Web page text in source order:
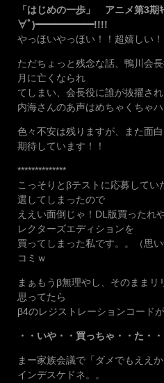
「はじめの一歩」 アニメ第
∀ﾟ)━━━━━━!!!!
やっほいやっほい！！超嬉しい
ただちょっと残念な話、鴨川会
月に亡くなられ
てしまい、会長役に誰が抜擢され
内海さんのあ声はめちゃくちゃ
色々不安は残りますが、また面
期待しています！！
**************
こっそりとβテストに応募して
選してしまったので
ええい面倒じゃ！DL版買ったれ
レクターズエディションを
買ってしまった私です。。（思
コミｗ
まぁもうβ無理やし、そのままリ
思ってたら
β4のレジストレーションコード
・・いや・・買っちゃ・・た・
まー家族会議で「ダメでもええ
インデスケドネ。。